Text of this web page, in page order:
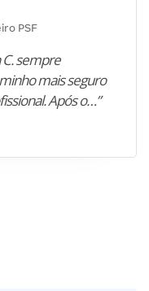
PSF
C. sempre
mais seguro
Após o…”